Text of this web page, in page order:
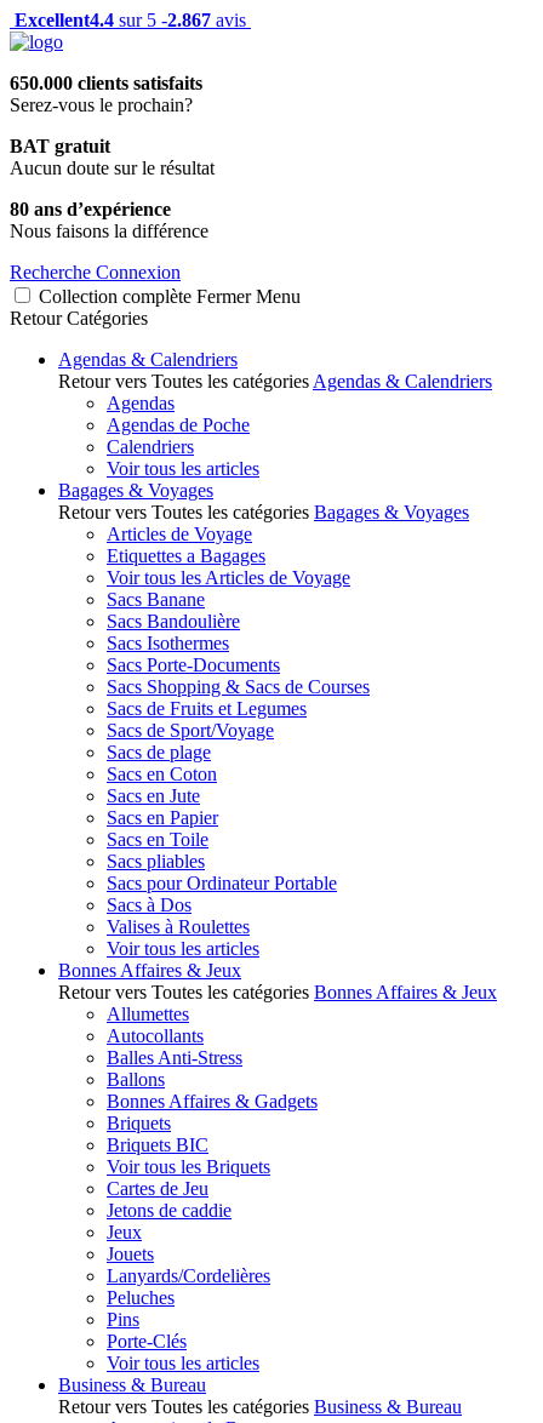
Excellent4.4 sur 5 -2.867 avis
650.000 clients satisfaits
Serez-vous le prochain?
BAT gratuit
Aucun doute sur le résultat
80 ans d’expérience
Nous faisons la différence
Recherche Connexion
Collection complète Fermer Menu
Retour Catégories
Agendas & Calendriers
Retour vers Toutes les catégories Agendas & Calendriers
Agendas
Agendas de Poche
Calendriers
Voir tous les articles
Bagages & Voyages
Retour vers Toutes les catégories Bagages & Voyages
Articles de Voyage
Etiquettes a Bagages
Voir tous les Articles de Voyage
Sacs Banane
Sacs Bandoulière
Sacs Isothermes
Sacs Porte-Documents
Sacs Shopping & Sacs de Courses
Sacs de Fruits et Legumes
Sacs de Sport/Voyage
Sacs de plage
Sacs en Coton
Sacs en Jute
Sacs en Papier
Sacs en Toile
Sacs pliables
Sacs pour Ordinateur Portable
Sacs à Dos
Valises à Roulettes
Voir tous les articles
Bonnes Affaires & Jeux
Retour vers Toutes les catégories Bonnes Affaires & Jeux
Allumettes
Autocollants
Balles Anti-Stress
Ballons
Bonnes Affaires & Gadgets
Briquets
Briquets BIC
Voir tous les Briquets
Cartes de Jeu
Jetons de caddie
Jeux
Jouets
Lanyards/Cordelières
Peluches
Pins
Porte-Clés
Voir tous les articles
Business & Bureau
Retour vers Toutes les catégories Business & Bureau